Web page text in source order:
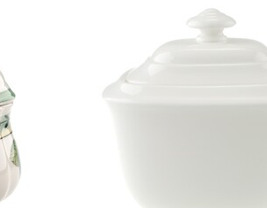
Террин\Супница 2,2 л Chateau
Septfontaines Villeroy & Boch
Нет в наличии